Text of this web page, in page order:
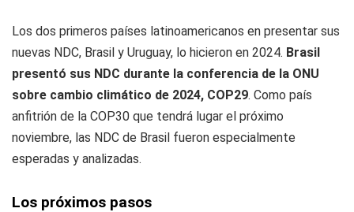
Los dos primeros países latinoamericanos en presentar sus
nuevas NDC, Brasil y Uruguay, lo hicieron en 2024. Brasil
presentó sus NDC durante la conferencia de la ONU
sobre cambio climático de 2024, COP29. Como país
anfitrión de la COP30 que tendrá lugar el próximo
noviembre, las NDC de Brasil fueron especialmente
esperadas y analizadas.
Los próximos pasos